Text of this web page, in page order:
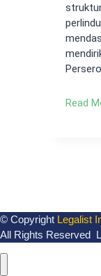
Read
© Copyright Legalist
All Rights Reserved